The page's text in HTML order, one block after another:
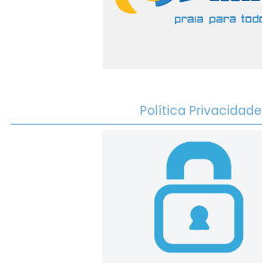
Política Privacidade